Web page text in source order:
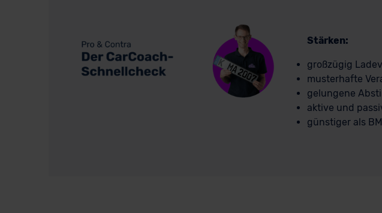
Stärken:
großzügig
musterhafte
gelungene
aktive und
günstiger als